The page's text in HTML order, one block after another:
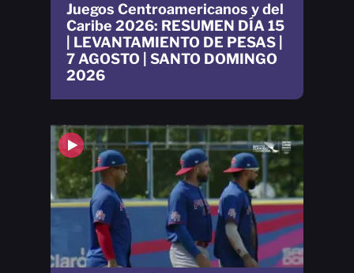
Juegos Centroamericanos y del
Caribe 2026: RESUMEN DÍA 15
| LEVANTAMIENTO DE PESAS |
7 AGOSTO | SANTO DOMINGO
2026